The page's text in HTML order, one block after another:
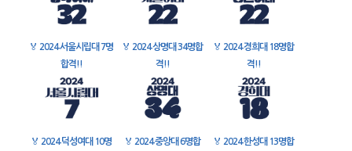
🏅 2024 서울시립대 7명
합격!!
🏅 2024 상명대 34명합
격!!
🏅 2024 경희대 18명합
격!!
🏅 2024 덕성여대 10명
🏅 2024 중앙대 6명합
🏅 2024 한성대 13명합